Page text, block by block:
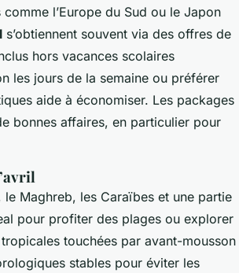
l’Europe du Sud ou le Japon
s’obtiennent souvent via des offres de
hors vacances scolaires
les jours de la semaine ou préférer
aide à économiser. Les packages
bonnes affaires, en particulier pour
Maghreb, les Caraïbes et une partie
pour profiter des plages ou explorer
touchées par avant-mousson
stables pour éviter les